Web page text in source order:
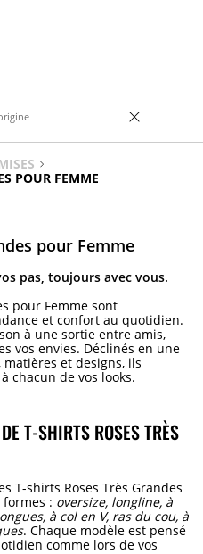
POUR FEMME
pour Femme
pas, toujours avec vous.
pour Femme sont
et confort au quotidien.
à une sortie entre amis,
vos envies. Déclinés en une
et designs, ils
chacun de vos looks.
T-SHIRTS ROSES TRÈS
T-shirts Roses Très Grandes
: oversize, longline, à
à col en V, ras du cou, à
. Chaque modèle est pensé
comme lors de vos